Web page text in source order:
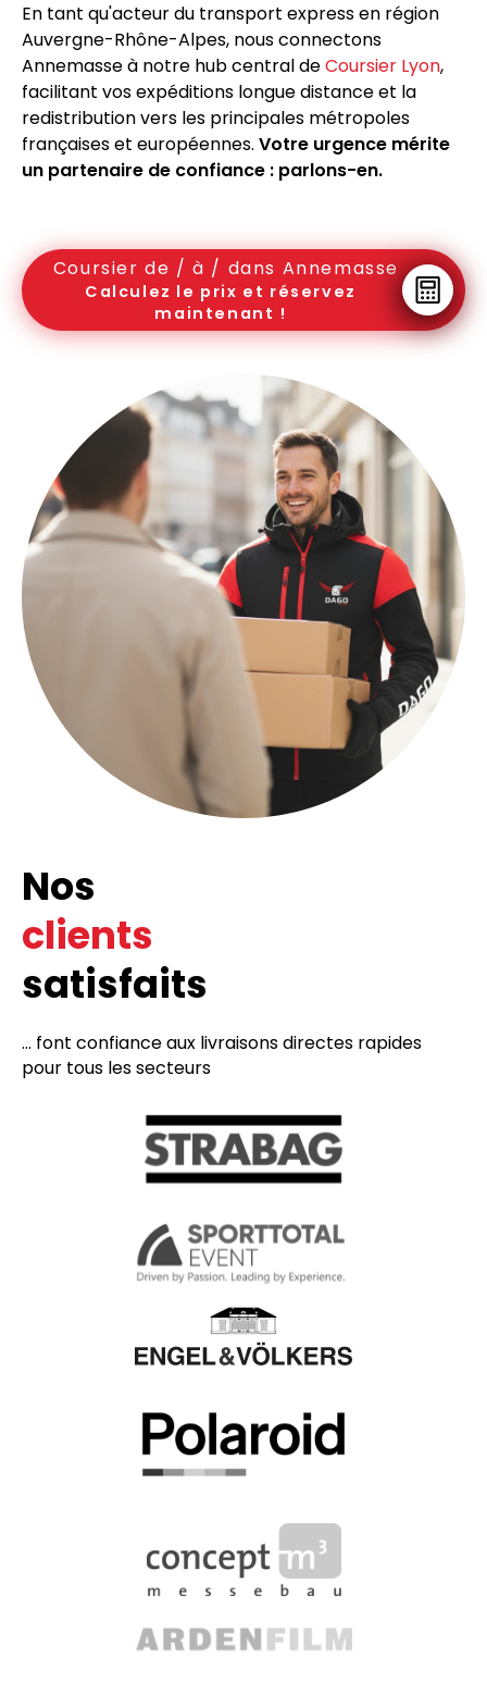
En tant qu'acteur du transport express en région
Auvergne-Rhône-Alpes, nous connectons
Annemasse à notre hub central deCoursier Lyon,
facilitant vos expéditions longue distance et la
redistribution vers les principales métropoles
françaises et européennes. Votre urgence mérite
un partenaire de confiance : parlons-en.
Coursier de / à / dans Annemasse
Calculez le prix et réservez
maintenant !
Nos
clients
satisfaits
... font confiance aux livraisons directes rapides
pour tous les secteurs